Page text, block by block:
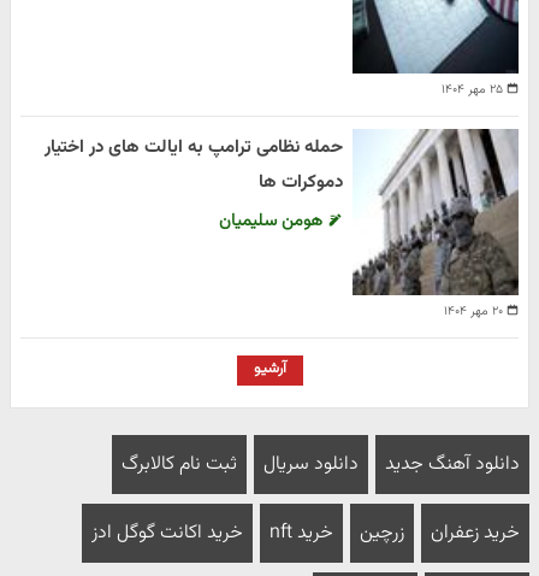
۲۵ مهر ۱۴۰۴
۲۰ مهر ۱۴۰۴
حمله نظامی ترامپ به ایالت های در اختیار
دموکرات ها
هومن سلیمیان
آرشیو
دانلود آهنگ جدید دانلود سریال ثبت نام کالابرگ
خرید زعفران زرچین خرید nft خرید اکانت گوگل ادز